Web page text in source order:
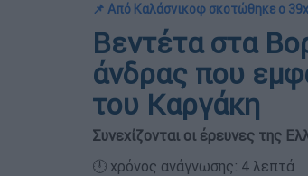
📌 Από Καλάσνικοφ σκοτώθηκε ο
Βεντέτα στα
άνδρας που
του Καργάκη
Συνεχίζονται οι έρευνες της
🕛 χρόνος ανάγνωσης: 4